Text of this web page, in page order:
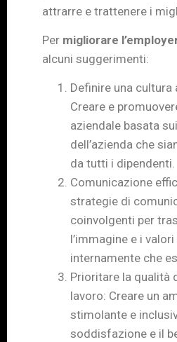
attrarre e trattenere i
Per migliorare
alcuni suggerimenti:
Definire una
Creare e
aziendale basata
dell’azienda che
da tutti i dipendenti.
Comunicazione
strategie di
coinvolgenti per
l’immagine e i
internamente che
Prioritare la qualità
lavoro: Creare un
stimolante e
soddisfazione e il